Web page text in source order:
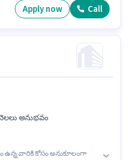
Bhoomi Group Of Companies
నియామకం జరుగుతోంది.
Apply now Call
అనుభవం
ఉన్న వారికి కోసం అనుకూలంగా